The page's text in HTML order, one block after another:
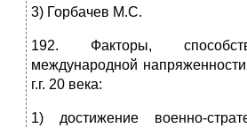
3) Горбачев М.С.
192. Факторы,
международной
г.г. 20 века:
1) достижение военно-